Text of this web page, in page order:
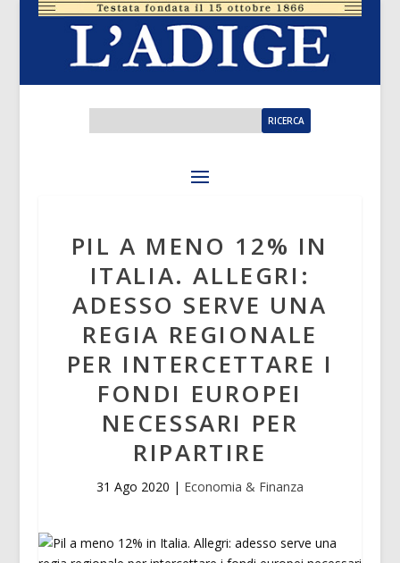
PIL A MENO 12% IN
ITALIA. ALLEGRI:
ADESSO SERVE UNA
REGIA REGIONALE
PER INTERCETTARE I
FONDI EUROPEI
NECESSARI PER
RIPARTIRE
31 Ago 2020 | Economia & Finanza